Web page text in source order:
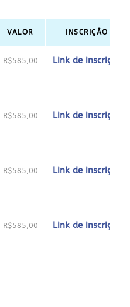
VALOR INSCRIÇÃO
R$585,00 Link de inscrição
R$585,00 Link de inscrição
R$585,00 Link de inscrição
R$585,00 Link de inscrição